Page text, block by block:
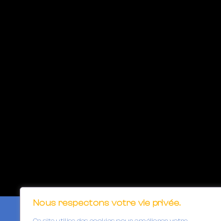
Nous respectons votre vie privée.